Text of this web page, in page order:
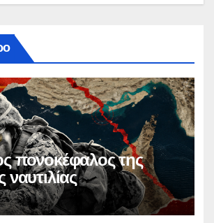
πονοκέφαλος της
ναυτιλίας